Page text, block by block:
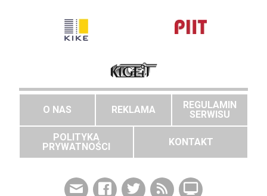
O NAS REKLAMA
REGULAMIN
SERWISU
POLITYKA
PRYWATNOŚCI
KONTAKT